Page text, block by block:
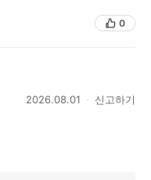
0
2026.08.01 신고하기